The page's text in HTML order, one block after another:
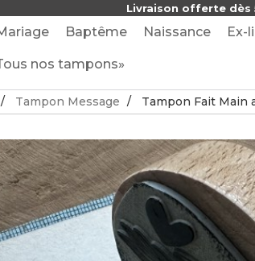
Livraison offerte dès
Baptême Naissance Ex-
nos tampons»
Tampon Message Tampon Fait Main